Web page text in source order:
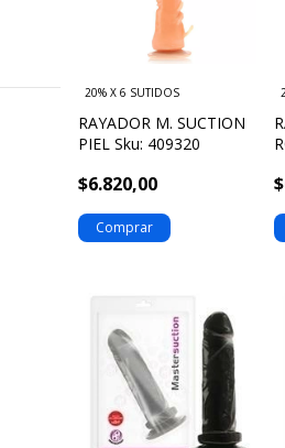
RAYADOR M. SUCTION
PIEL Sku: 409320
$6.820,00
20% X 6 SUTIDOS